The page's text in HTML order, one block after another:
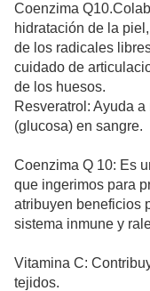
Coenzima
hidratación de la
de los radicales
cuidado de
de los huesos.
Resveratrol: Ayuda
(glucosa) en sangre.
Coenzima Q 10: Es
que ingerimos para
atribuyen beneficios
sistema inmune y
Vitamina C:
tejidos.